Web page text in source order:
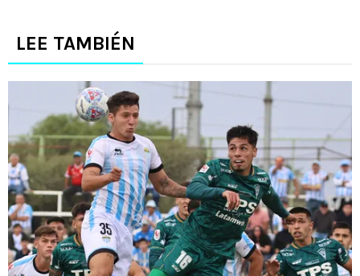
LEE TAMBIÉN